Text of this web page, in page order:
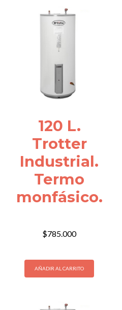
120 L.
Trotter
Industrial.
Termo
monfásico.
$785.000
AÑADIR AL CARRITO